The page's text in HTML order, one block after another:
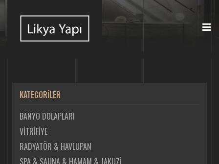
KATEGORİLER
BANYO DOLAPLARI
VİTRİFİYE
RADYATÖR & HAVLUPAN
SPA & SAUNA & HAMAM & JAKUZİ